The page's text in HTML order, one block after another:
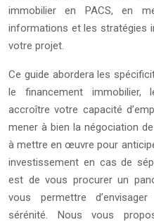
immobilier en PACS, en
informations et les stratégies
votre projet.
Ce guide abordera les
le financement immobilier,
accroître votre capacité
mener à bien la négociation
à mettre en œuvre pour
investissement en cas de
est de vous procurer un
vous permettre
sérénité. Nous vous